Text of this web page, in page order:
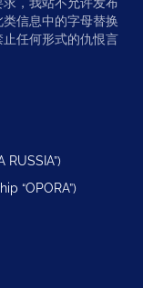
信息中的字母替换
任何形式的仇恨言
RUSSIA”)
“OPORA”)